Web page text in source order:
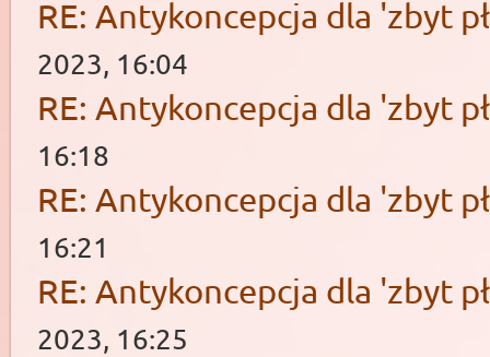
RE: Antykoncepcja dla 'zbyt
2023, 16:04
RE: Antykoncepcja dla 'zbyt
16:18
RE: Antykoncepcja dla 'zbyt
16:21
RE: Antykoncepcja dla 'zbyt
2023, 16:25